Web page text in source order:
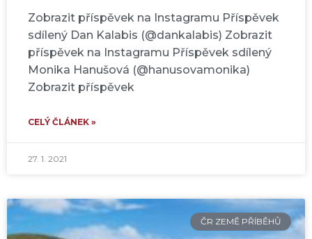
Zobrazit příspěvek na Instagramu Příspěvek
sdílený Dan Kalabis (@dankalabis) Zobrazit
příspěvek na Instagramu Příspěvek sdílený
Monika Hanušová (@hanusovamonika)
Zobrazit příspěvek
CELÝ ČLÁNEK »
27. 1. 2021
ČR ZEMĚ PŘÍBĚHŮ